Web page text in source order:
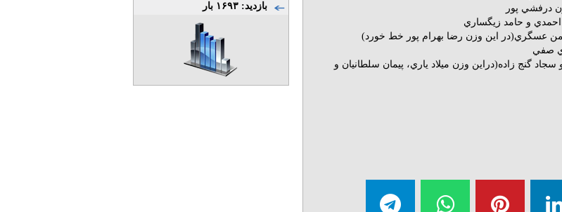
پورشيب و سجاد گنج زاده(دراين وزن ميلاد ياري، پيمان سلطانيان و
بازدید: ۱۶۹۳ بار